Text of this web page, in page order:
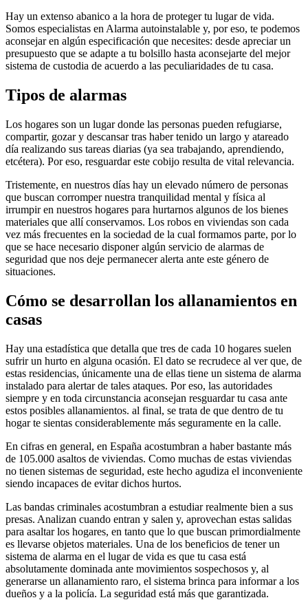
Hay un extenso abanico a la hora de proteger tu lugar de vida.
Somos especialistas en Alarma autoinstalable y, por eso, te podemos
aconsejar en algún especificación que necesites: desde apreciar un
presupuesto que se adapte a tu bolsillo hasta aconsejarte del mejor
sistema de custodia de acuerdo a las peculiaridades de tu casa.
Tipos de alarmas
Los hogares son un lugar donde las personas pueden refugiarse,
compartir, gozar y descansar tras haber tenido un largo y atareado
día realizando sus tareas diarias (ya sea trabajando, aprendiendo,
etcétera). Por eso, resguardar este cobijo resulta de vital relevancia.
Tristemente, en nuestros días hay un elevado número de personas
que buscan corromper nuestra tranquilidad mental y física al
irrumpir en nuestros hogares para hurtarnos algunos de los bienes
materiales que allí conservamos. Los robos en viviendas son cada
vez más frecuentes en la sociedad de la cual formamos parte, por lo
que se hace necesario disponer algún servicio de alarmas de
seguridad que nos deje permanecer alerta ante este género de
situaciones.
Cómo se desarrollan los allanamientos en
casas
Hay una estadística que detalla que tres de cada 10 hogares suelen
sufrir un hurto en alguna ocasión. El dato se recrudece al ver que, de
estas residencias, únicamente una de ellas tiene un sistema de alarma
instalado para alertar de tales ataques. Por eso, las autoridades
siempre y en toda circunstancia aconsejan resguardar tu casa ante
estos posibles allanamientos. al final, se trata de que dentro de tu
hogar te sientas considerablemente más seguramente en la calle.
En cifras en general, en España acostumbran a haber bastante más
de 105.000 asaltos de viviendas. Como muchas de estas viviendas
no tienen sistemas de seguridad, este hecho agudiza el inconveniente
siendo incapaces de evitar dichos hurtos.
Las bandas criminales acostumbran a estudiar realmente bien a sus
presas. Analizan cuando entran y salen y, aprovechan estas salidas
para asaltar los hogares, en tanto que lo que buscan primordialmente
es llevarse objetos materiales. Una de los beneficios de tener un
sistema de alarma en el lugar de vida es que tu casa está
absolutamente dominada ante movimientos sospechosos y, al
generarse un allanamiento raro, el sistema brinca para informar a los
dueños y a la policía. La seguridad está más que garantizada.